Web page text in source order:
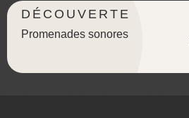
DÉCOUVERTE
Promenades sonores